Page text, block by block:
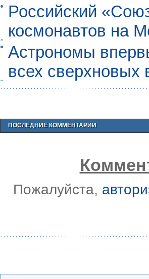
Российский
космонавтов на
Астрономы
всех сверхновых
ПОСЛЕДНИЕ КОММЕНТАРИИ
Пожалуйста,